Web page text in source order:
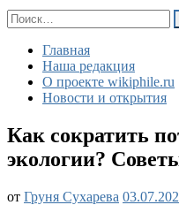
Найти:
Главная
Наша редакция
О проекте wikiphile.ru
Новости и открытия
Как сократить
экологии?
от Груня Сухарева